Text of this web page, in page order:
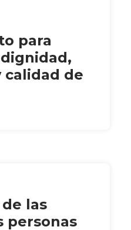
para
calidad de
las
personas